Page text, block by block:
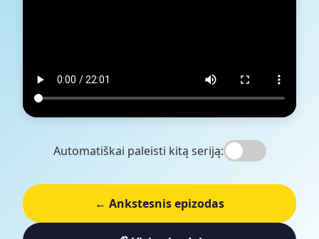
Automatiškai paleisti kitą seriją:
← Ankstesnis epizodas